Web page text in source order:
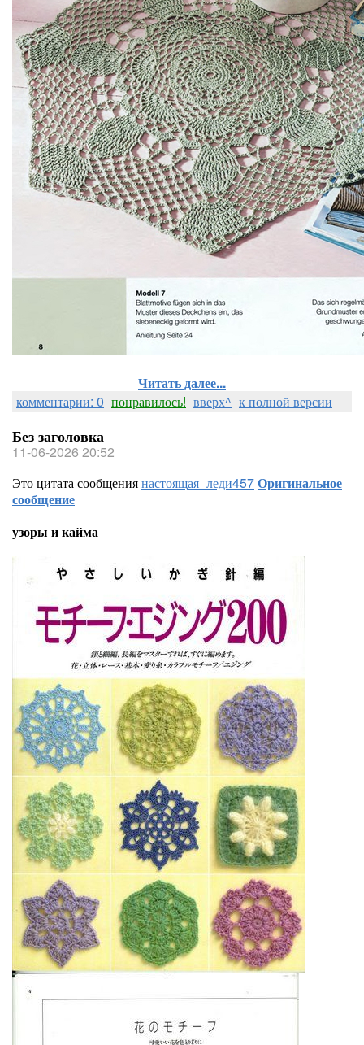
Читать далее...
комментарии: 0 понравилось! вверх^ к полной версии
Без заголовка
11-06-2026 20:52
Это цитата сообщениянастоящая_леди457Оригинальное
сообщение
узоры и кайма